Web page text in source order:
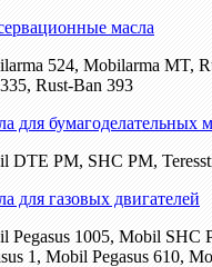
масла
524, Mobilarma MT,
Rust-Ban 393
для бумагоделательных
DTE РМ, SHC PM,
для газовых двигателей
Pegasus 1005, Mobil SHC
1, Mobil Pegasus 610,